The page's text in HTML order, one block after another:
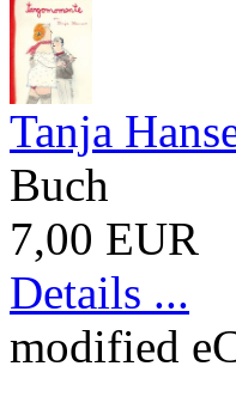
Tanja
Buch
7,00 EUR
Details ...
modified